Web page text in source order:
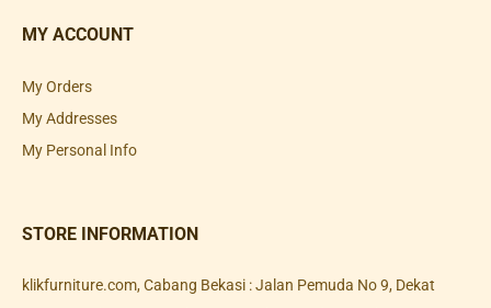
MY ACCOUNT
My Orders
My Addresses
My Personal Info
STORE INFORMATION
klikfurniture.com, Cabang Bekasi : Jalan Pemuda No 9, Dekat